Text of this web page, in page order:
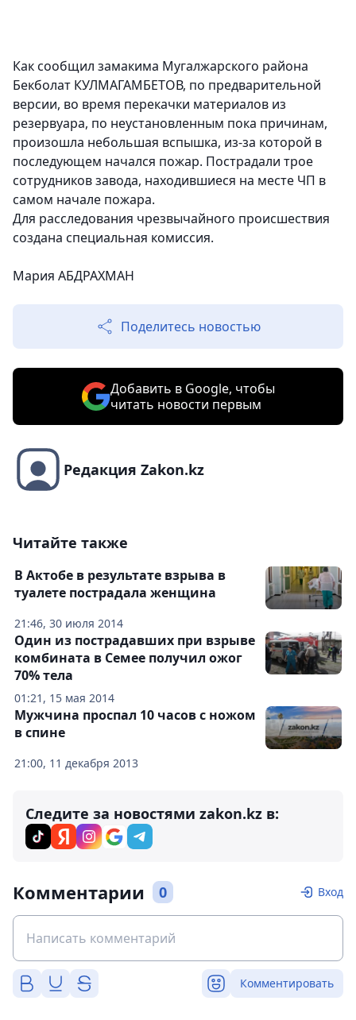
Как сообщил замакима Мугалжарского района
Бекболат КУЛМАГАМБЕТОВ, по предварительной
версии, во время перекачки материалов из
резервуара, по неустановленным пока причинам,
произошла небольшая вспышка, из-за которой в
последующем начался пожар. Пострадали трое
сотрудников завода, находившиеся на месте ЧП в
самом начале пожара.
Для расследования чрезвычайного происшествия
создана специальная комиссия.
Мария АБДРАХМАН
Поделитесь новостью
Добавить в Google, чтобы
читать новости первым
Редакция Zakon.kz
Читайте также
21:46, 30 июля 2014
В Актобе в результате взрыва в
туалете пострадала женщина
01:21, 15 мая 2014
Один из пострадавших при взрыве
комбината в Семее получил ожог
70% тела
21:00, 11 декабря 2013
Мужчина проспал 10 часов с ножом
в спине
Следите за новостями zakon.kz в:
Комментарии 0 Вход
Комментировать